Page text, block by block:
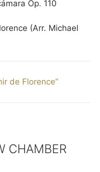
Op. 110
(Arr. Michael
de Florence”
CHAMBER